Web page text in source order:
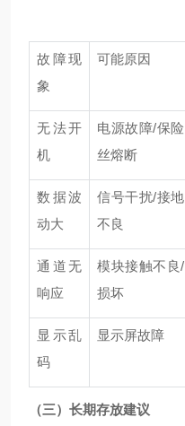
故障现
象
可能原因
无法开
机
电源故障/保险
丝熔断
数据波
动大
信号干扰/接地
不良
通道无
响应
模块接触不良/
损坏
显示乱
码
显示屏故障
（三）长期存放建议